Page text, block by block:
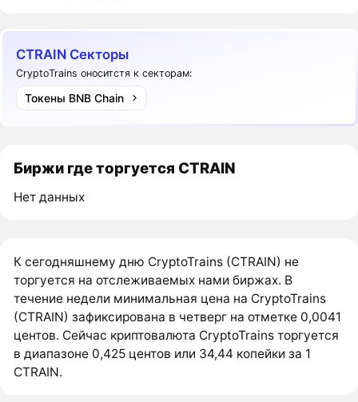
CTRAIN Секторы
CryptoTrains оноситстя к секторам:
Токены BNB Chain
Биржи где торгуется CTRAIN
Нет данных
К сегодняшнему дню CryptoTrains (CTRAIN) не
торгуется на отслеживаемых нами биржах. В
течение недели минимальная цена на CryptoTrains
(CTRAIN) зафиксирована в четверг на отметке 0,0041
центов. Сейчас криптовалюта CryptoTrains торгуется
в диапазоне 0,425 центов или 34,44 копейки за 1
CTRAIN.